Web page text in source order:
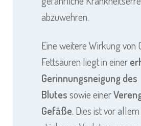
abzuwehren.
Eine weitere Wirkung
Fettsäuren liegt in einer
Gerinnungsneigung des
Blutessowie einer
Gefäße. Dies ist vor